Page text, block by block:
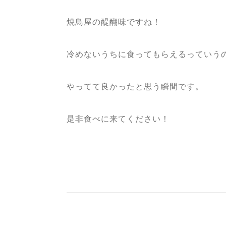
焼鳥屋の醍醐味ですね！
冷めないうちに食ってもらえるっていう
やってて良かったと思う瞬間です。
是非食べに来てください！